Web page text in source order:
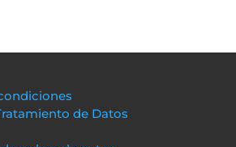
de Datos